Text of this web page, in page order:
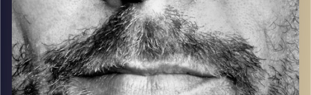
קרדיט תמונות: David Goehring